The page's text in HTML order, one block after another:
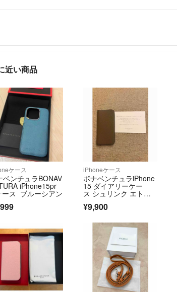
近い商品
ケース
ベンチュラBONAV
iPhone15pr
ース ブルーシアン
iPhoneケース
ボナベンチュラiPhone
15 ダイアリーケー
ス シュリンク エトー
プグレージュ
¥9,900